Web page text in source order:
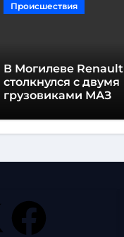
Происшествия
В Могилеве Renault
столкнулся с двумя
грузовиками МАЗ